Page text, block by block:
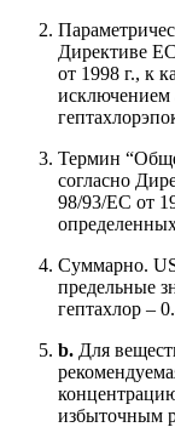
Директиве
от 1998 г., к
исключением
Термин
согласно
98/93/EC от
Cуммарно.
предельные
гептахлор –
b. Для
избыточным